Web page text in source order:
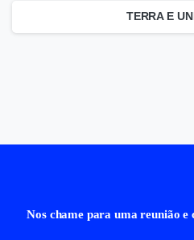
TERRA E
Nos chame para uma reunião e